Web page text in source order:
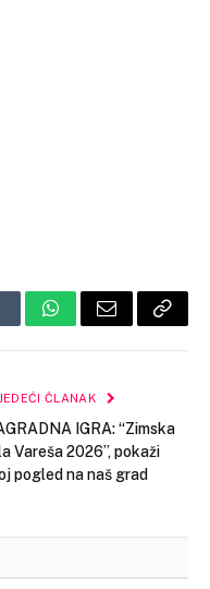
WhatsApp
Email Copy
ČLANAK
IGRA: “Zimska
Vareša 2026”, pokaži
pogled na naš grad